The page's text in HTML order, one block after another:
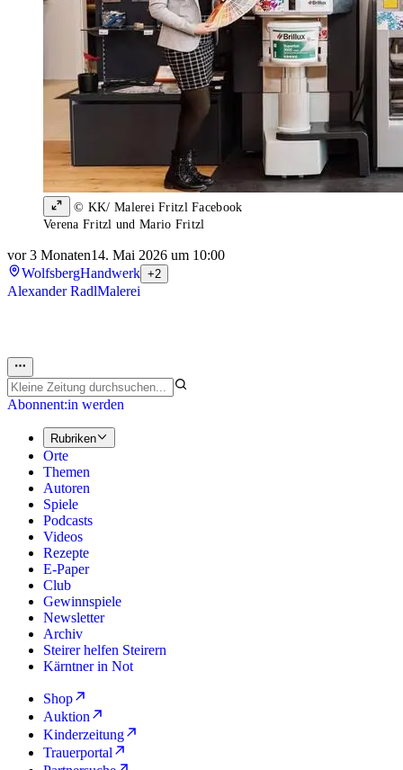
© KK/ Malerei Fritzl Facebook
Verena Fritzl und Mario Fritzl
vor 3 Monaten14. Mai 2026 um 10:00
WolfsbergHandwerk +2
Alexander RadlMalerei
Abonnent:in werden
Rubriken
Orte
Themen
Autoren
Spiele
Podcasts
Videos
Rezepte
E-Paper
Club
Gewinnspiele
Newsletter
Archiv
Steirer helfen Steirern
Kärntner in Not
Shop
Auktion
Kinderzeitung
Trauerportal